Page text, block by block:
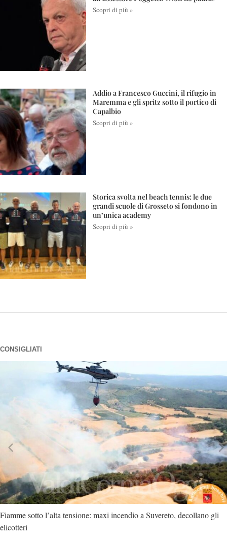
Scopri di più »
Addio a Francesco Guccini, il rifugio in
Maremma e gli spritz sotto il portico di
Capalbio
Scopri di più »
Storica svolta nel beach tennis: le due
grandi scuole di Grosseto si fondono in
un’unica academy
Scopri di più »
CONSIGLIATI
Fiamme sotto l’alta tensione: maxi incendio a Suvereto, decollano gli
elicotteri